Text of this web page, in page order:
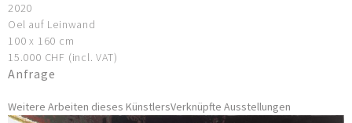
2020
Oel auf Leinwand
100 x 160 cm
15.000 CHF (incl. VAT)
Anfrage
Weitere Arbeiten dieses KünstlersVerknüpfte Ausstellungen